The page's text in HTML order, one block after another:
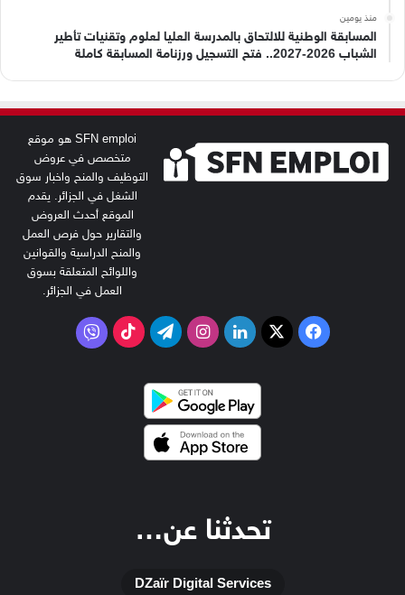
منذ يومين
المسابقة الوطنية للالتحاق بالمدرسة العليا لعلوم وتقنيات تأطير
الشباب 2026-2027.. فتح التسجيل ورزنامة المسابقة كاملة
SFN emploi هو موقع
متخصص في عروض
التوظيف والمنح واخبار سوق
الشغل في الجزائر. يقدم
الموقع أحدث العروض
والتقارير حول فرص العمل
والمنح الدراسية والقوانين
واللوائح المتعلقة بسوق
العمل في الجزائر.
فيسبوك
‫X لينكدإنانستقرامتيلقرام‫TikTokفايبر
تحدثنا عن…
DZaïr Digital Services